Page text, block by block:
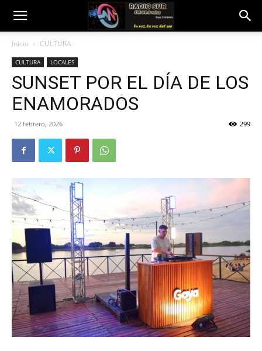
Inicio CULTURA
CULTURA LOCALES
SUNSET POR EL DÍA DE LOS
ENAMORADOS
12 febrero, 2026 299